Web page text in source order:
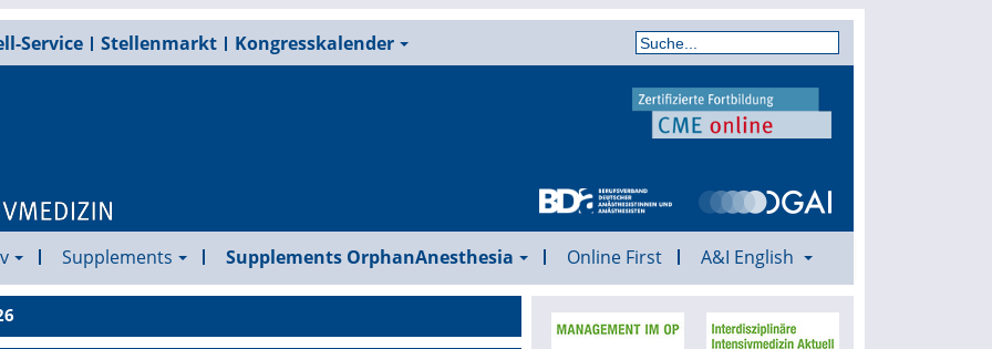
Service Stellenmarkt Kongresskalender
Supplements Supplements OrphanAnesthesia Online First A&I English